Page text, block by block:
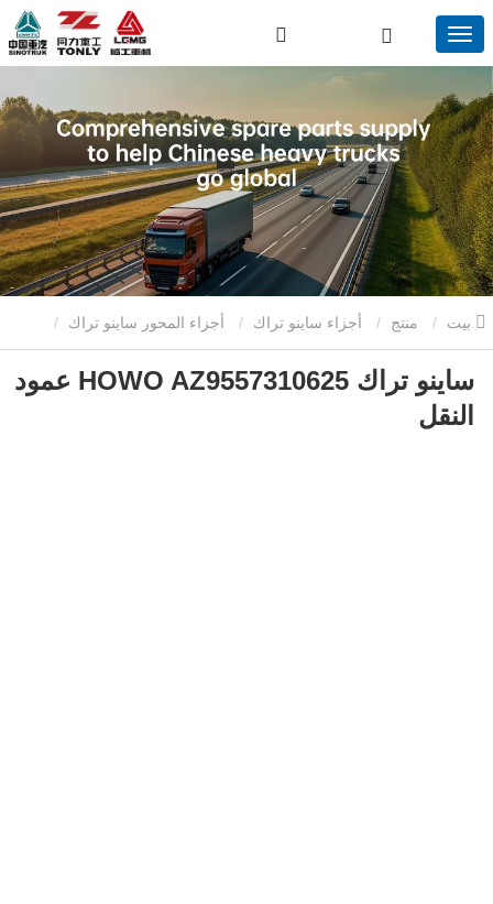
منتج أجزاء ساينو تراك أجزاء المحور ساينو تراك
ساينو تراك HOWO AZ9557310625 عمود النقل
ساينو تراك HOWO AZ9557310625 عمود
النقل